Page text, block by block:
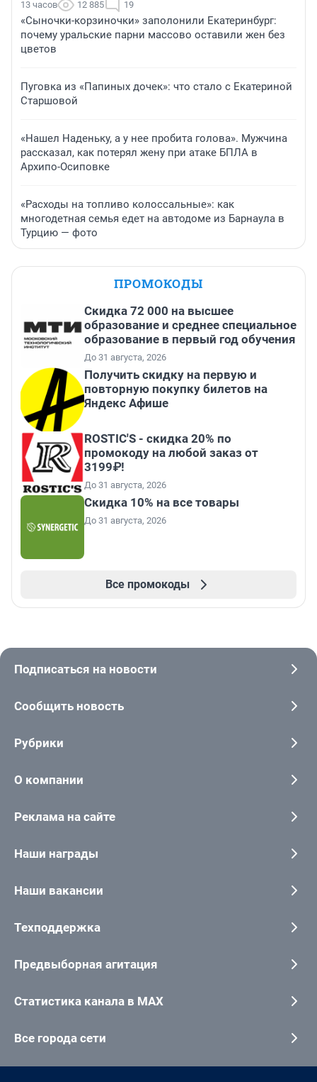
13 часов 12 885 19
«Сыночки-корзиночки» заполонили Екатеринбург:
почему уральские парни массово оставили жен без
цветов
Пуговка из «Папиных дочек»: что стало с Екатериной
Старшовой
«Нашел Наденьку, а у нее пробита голова». Мужчина
рассказал, как потерял жену при атаке БПЛА в
Архипо-Осиповке
«Расходы на топливо колоссальные»: как
многодетная семья едет на автодоме из Барнаула в
Турцию — фото
ПРОМОКОДЫ
Скидка 72 000 на высшее
образование и среднее специальное
образование в первый год обучения
До 31 августа, 2026
Получить скидку на первую и
повторную покупку билетов на
Яндекс Афише
ROSTIC'S - скидка 20% по
промокоду на любой заказ от
3199₽!
До 31 августа, 2026
Скидка 10% на все товары
До 31 августа, 2026
Все промокоды
Подписаться на новости
Сообщить новость
Рубрики
О компании
Реклама на сайте
Наши награды
Наши вакансии
Техподдержка
Предвыборная агитация
Статистика канала в MAX
Все города сети